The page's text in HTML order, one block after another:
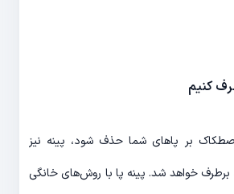
کنیم
بر پاهای شما حذف شود، پینه نیز
خواهد شد. پینه پا با روش‌های خانگی